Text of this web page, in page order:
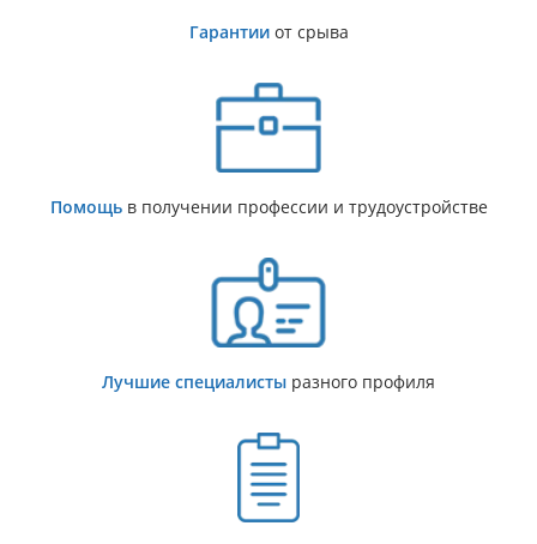
Гарантииот срыва
Помощьв получении профессии и трудоустройстве
Лучшие специалисты разного профиля